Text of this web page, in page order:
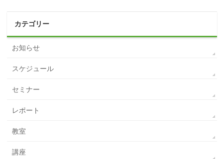
カテゴリー
お知らせ
スケジュール
セミナー
レポート
教室
講座